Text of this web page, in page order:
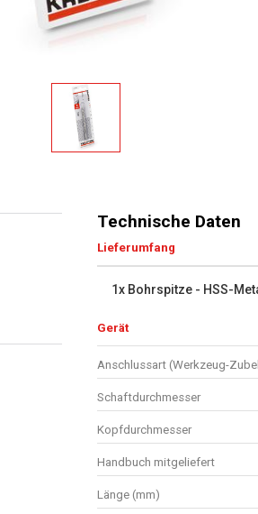
Technische Daten
Lieferumfang
1x Bohrspitze - HSS-
Gerät
Anschlussart (Werkzeug-
Schaftdurchmesser
Kopfdurchmesser
Handbuch mitgeliefert
Länge (mm)